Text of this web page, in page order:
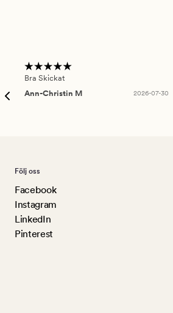
Bra Skickat
Ann-Christin M
2026-07-30
Följ oss
Facebook
Instagram
LinkedIn
Pinterest